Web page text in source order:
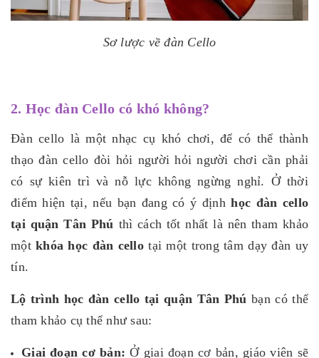
Sơ lược về đàn Cello
2. Học đàn Cello có khó không?
Đàn cello là một nhạc cụ khó chơi, để có thể thành
thạo đàn cello đòi hỏi người hỏi người chơi cần phải
có sự kiên trì và nỗ lực không ngừng nghỉ. Ở thời
điểm hiện tại, nếu bạn đang có ý địnhhọc đàn cello
tại quận Tân Phú thì cách tốt nhất là nên tham khảo
mộtkhóa học đàn cellotại một trong tâm dạy đàn uy
tín.
Lộ trình học đàn cello tại quận Tân Phúbạn có thể
tham khảo cụ thể như sau:
Giai đoạn cơ bản: Ở giai đoạn cơ bản, giáo viên sẽ